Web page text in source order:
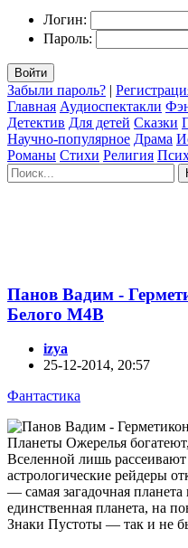
Логин:
Пароль:
Войти
Забыли пароль? |
Главная Аудиоспектакли
Детектив Для детей Сказки
Научно-популярное Драма
Романы Стихи Религия
Панов Вадим -
Белого M4B
izya
25-12-2014, 20:57
Фантастика
Планеты Ожерелья
Вселенной лишь
астрологические рейдеры
— самая загадочная планета
единственная планета, на
Знаки Пустоты — так и не